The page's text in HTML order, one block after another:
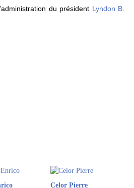
du président Lyndon B.
Celor Pierre